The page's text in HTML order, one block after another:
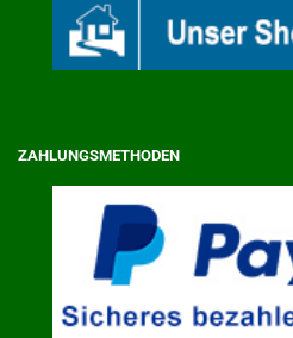
ZAHLUNGSMETHODEN